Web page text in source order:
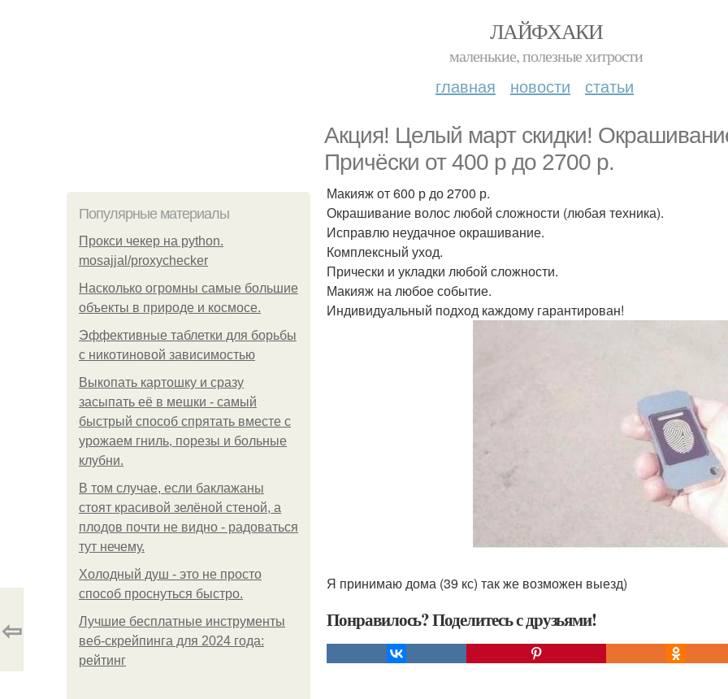
ЛАЙФХАКИ
маленькие, полезные хитрости
главная новости статьи
Акция! Целый март скидки!
Причёски от 400 р до 2700 р.
Популярные материалы
Прокси чекер на python.
mosajjal/proxychecker
Насколько огромны самые большие
объекты в природе и космосе.
Эффективные таблетки для борьбы
с никотиновой зависимостью
Выкопать картошку и сразу
засыпать её в мешки - самый
быстрый способ спрятать вместе с
урожаем гниль, порезы и больные
клубни.
В том случае, если баклажаны
стоят красивой зелёной стеной, а
плодов почти не видно - радоваться
тут нечему.
Холодный душ - это не просто
способ проснуться быстро.
Лучшие бесплатные инструменты
веб-скрейпинга для 2024 года:
рейтинг
Макияж от 600 р до 2700 р.
Окрашивание волос любой сложности (любая техника).
Исправлю неудачное окрашивание.
Комплексный уход.
Прически и укладки любой сложности.
Макияж на любое событие.
Индивидуальный подход каждому гарантирован!
Я принимаю дома (39 кс) так же возможен выезд)
Понравилось? Поделитесь с друзьями!
⇦